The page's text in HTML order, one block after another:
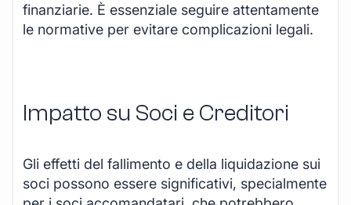
finanziarie. È essenziale seguire attentamente
le normative per evitare complicazioni legali.
Impatto su Soci e Creditori
Gli effetti del fallimento e della liquidazione sui
soci possono essere significativi, specialmente